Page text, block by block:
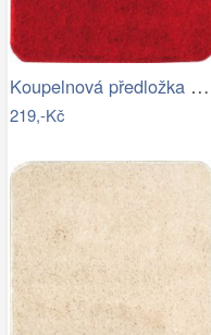
Koupelnová předložka Optima 55x55 cm…
219,-Kč